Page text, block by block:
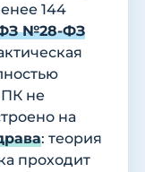
144
№28-ФЗ
не
на
: теория
проходит